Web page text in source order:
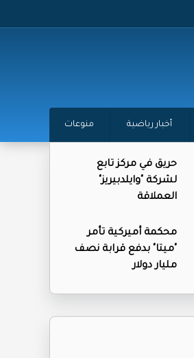
أخبار رياضية منوعات
حريق في مركز تابع
لشركة "وايلدبيريز"
العملاقة
محكمة أميركية تأمر
"ميتا" بدفع قرابة نصف
مليار دولار